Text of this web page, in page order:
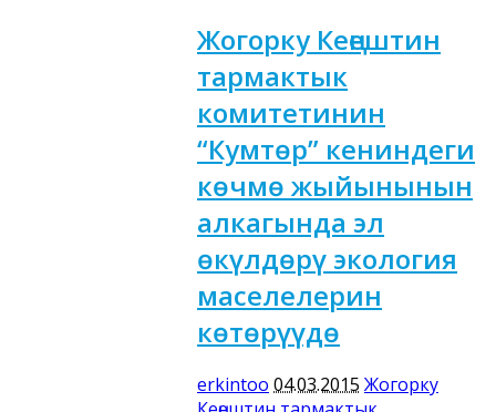
Жогорку Кеңештин
тармактык
комитетинин
“Кумтөр” кениндеги
көчмө жыйынынын
алкагында эл
өкүлдөрү экология
маселелерин
көтөрүүдө
erkintoo 04.03.2015 Жогорку